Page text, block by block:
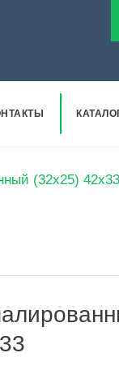
(32х25) 42х33